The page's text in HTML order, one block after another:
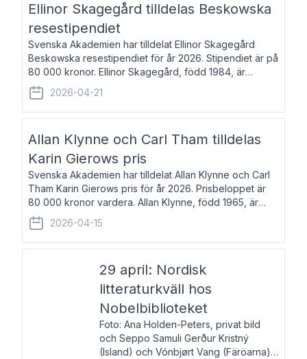
Ellinor Skagegård tilldelas Beskowska
resestipendiet
Svenska Akademien har tilldelat Ellinor Skagegård
Beskowska resestipendiet för år 2026. Stipendiet är på
80 000 kronor. Ellinor Skagegård, född 1984, är
författare, journalist och musiker. Hon skriver
återkommande för Svenska Dagbladet, Ups
2026-04-21
Allan Klynne och Carl Tham tilldelas
Karin Gierows pris
Svenska Akademien har tilldelat Allan Klynne och Carl
Tham Karin Gierows pris för år 2026. Prisbeloppet är
80 000 kronor vardera. Allan Klynne, född 1965, är
arkeolog, författare, översättare och fil.dr i antikens
kultur och samhällsliv. Ut
2026-04-15
29 april: Nordisk
litteraturkväll hos
Nobelbiblioteket
Foto: Ana Holden-Peters, privat bild
och Seppo Samuli Gerður Kristný
(Island) och Vónbjørt Vang (Färöarna)